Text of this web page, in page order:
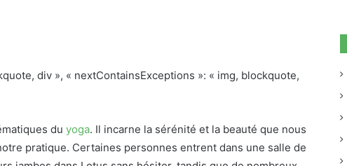
div », « nextContainsExceptions »: « img, blockquote,
du yoga. Il incarne la sérénité et la beauté que nous
pratique. Certaines personnes entrent dans une salle de